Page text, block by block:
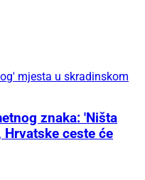
mjesta u skradinskom
znaka: 'Ništa
ceste će